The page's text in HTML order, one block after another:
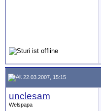
22.03.2007, 15:15
unclesam
Welspapa